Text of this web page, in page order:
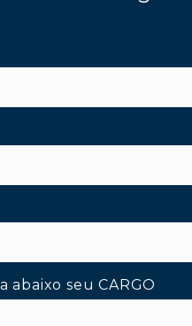
abaixo seu CARGO